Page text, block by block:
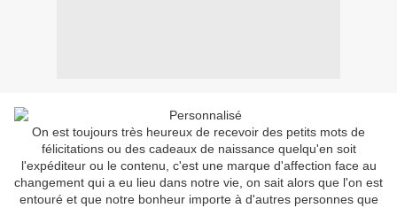
On est toujours très heureux de recevoir des petits mots de
félicitations ou des cadeaux de naissance quelqu'en soit
l'expéditeur ou le contenu, c'est une marque d'affection face au
changement qui a eu lieu dans notre vie, on sait alors que l'on est
entouré et que notre bonheur importe à d'autres personnes que